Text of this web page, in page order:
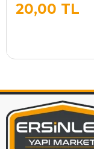
20,00 TL